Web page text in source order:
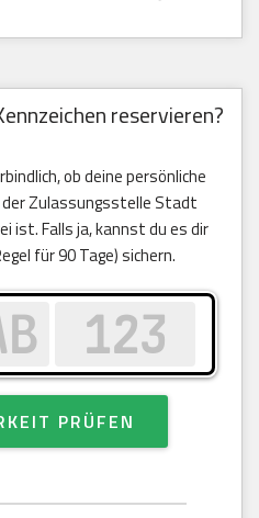
reservieren?
ob deine persönliche
Zulassungsstelle Stadt
ist. Falls ja, kannst du es dir
für 90 Tage) sichern.
PRÜFEN